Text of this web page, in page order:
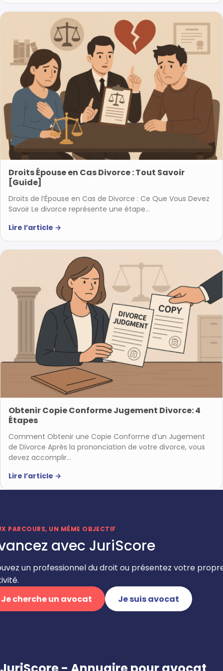
Droits Épouse en Cas Divorce : Tout Savoir
[Guide]
Droits de l’Épouse en Cas de Divorce : Ce Que Vous Devez
Savoir Le divorce représente une étape…
Lire l’article →
Obtenir Copie Conforme Jugement Divorce: 4
Étapes
Comment Obtenir une Copie Conforme d’un Jugement
de Divorce Après la prononciation de votre divorce, vous
devez accomplir…
Lire l’article →
PARCOURS, UN MÊME OBJECTIF
avec JuriScore
un professionnel du droit ou présentez votre
Je cherche un avocat
Je suis avocat